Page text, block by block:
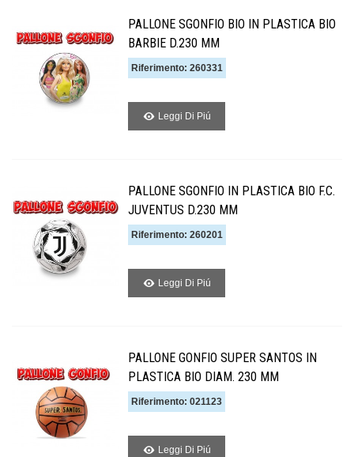
PALLONE SGONFIO BIO IN PLASTICA BIO
BARBIE D.230 MM
Riferimento: 260331
Leggi Di Piú
PALLONE SGONFIO IN PLASTICA BIO F.C.
JUVENTUS D.230 MM
Riferimento: 260201
Leggi Di Piú
PALLONE GONFIO SUPER SANTOS IN
PLASTICA BIO DIAM. 230 MM
Riferimento: 021123
Leggi Di Piú